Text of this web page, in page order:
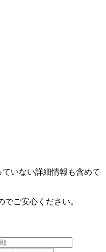
いない詳細情報も含めて
ご安心ください。